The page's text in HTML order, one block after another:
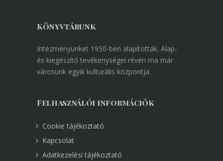
Könyvtárunk
Intézményünket 1950-ben alapították. Alap-
és kiegészítő tevékenységei révén ma már
városunk egyik kulturális központja.
Felhasználói információk
Cookie tájékoztató
Kapcsolat
Adatkezelési tájékoztató